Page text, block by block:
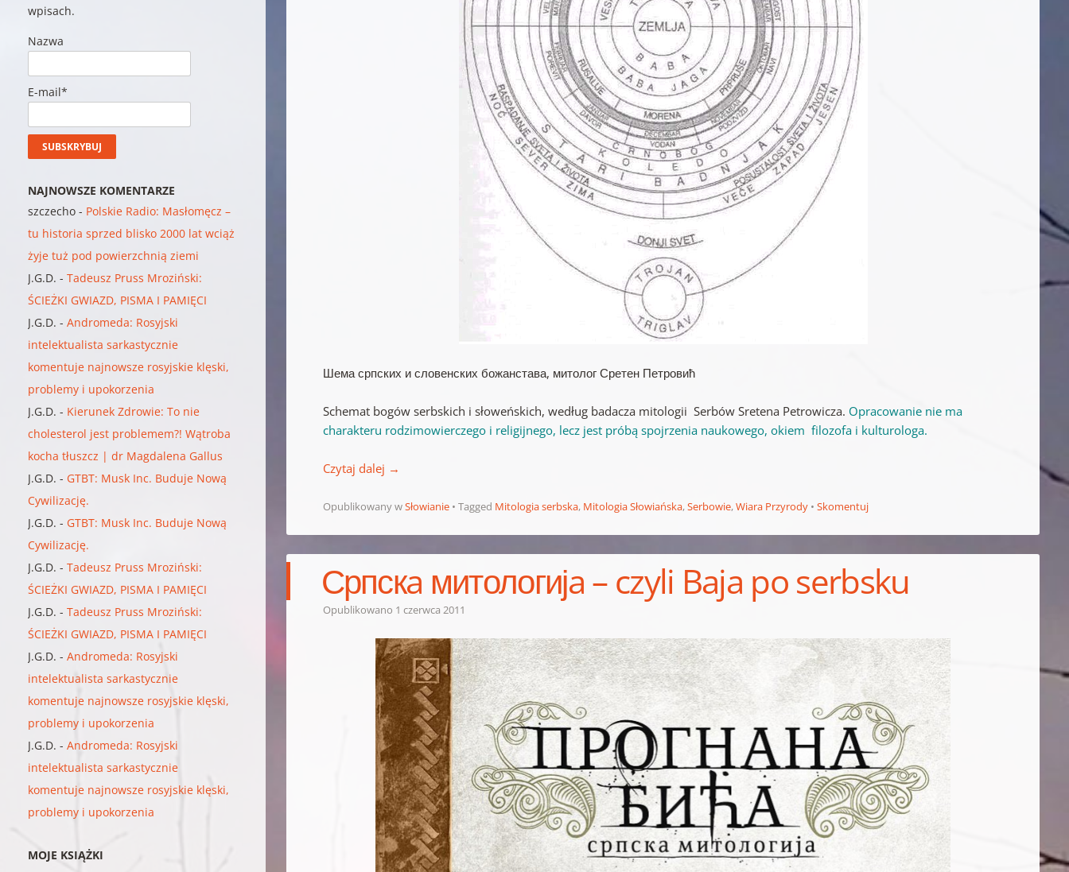
Шема српских и словенских божанстава, митолог Сретен Петровић
Schemat bogów serbskich i słoweńskich, według badacza mitologii Serbów Sretena Petrowicza. Opracowanie nie ma
charakteru rodzimowierczego i religijnego, lecz jest próbą spojrzenia naukowego, okiem filozofa i kulturologa.
Czytaj dalej →
Opublikowany wSłowianie Tagged Mitologia serbska, Mitologia Słowiańska,Serbowie,Wiara Przyrody Skomentuj
Српскa митологијa – czyli Baja po serbsku
Opublikowano 1 czerwca 2011
wpisach.
Nazwa
E-mail*
NAJNOWSZE KOMENTARZE
szczecho - Polskie Radio: Masłomęcz –
tu historia sprzed blisko 2000 lat wciąż
żyje tuż pod powierzchnią ziemi
J.G.D. -Tadeusz Pruss Mroziński:
ŚCIEŻKI GWIAZD, PISMA I PAMIĘCI
J.G.D. -Andromeda: Rosyjski
intelektualista sarkastycznie
komentuje najnowsze rosyjskie klęski,
problemy i upokorzenia
J.G.D. - Kierunek Zdrowie: To nie
cholesterol jest problemem?! Wątroba
kocha tłuszcz | dr Magdalena Gallus
J.G.D. - GTBT: Musk Inc. Buduje Nową
Cywilizację.
J.G.D. - GTBT: Musk Inc. Buduje Nową
Cywilizację.
J.G.D. -Tadeusz Pruss Mroziński:
ŚCIEŻKI GWIAZD, PISMA I PAMIĘCI
J.G.D. -Tadeusz Pruss Mroziński:
ŚCIEŻKI GWIAZD, PISMA I PAMIĘCI
J.G.D. -Andromeda: Rosyjski
intelektualista sarkastycznie
komentuje najnowsze rosyjskie klęski,
problemy i upokorzenia
J.G.D. -Andromeda: Rosyjski
intelektualista sarkastycznie
komentuje najnowsze rosyjskie klęski,
problemy i upokorzenia
MOJE KSIĄŻKI